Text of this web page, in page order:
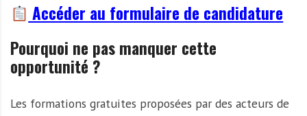
Accéder au formulaire de candidature
Pourquoi ne pas manquer cette
opportunité ?
Les formations gratuites proposées par des acteurs de